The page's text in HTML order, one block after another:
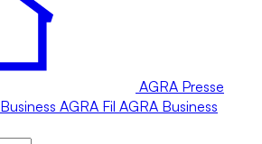
AGRA Presse
Business AGRA Fil AGRA Business